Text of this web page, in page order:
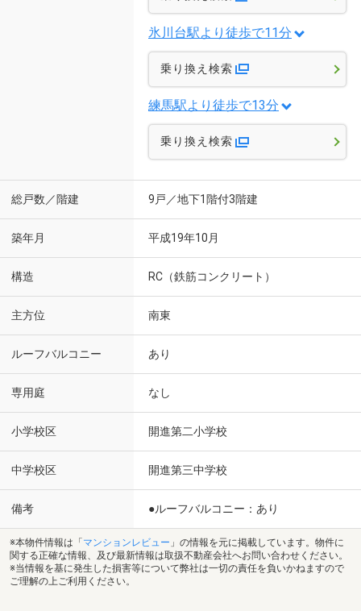
氷川台駅より徒歩で11分
乗り換え検索
練馬駅より徒歩で13分
乗り換え検索
総戸数／階建 9戸／地下1階付3階建
築年月 平成19年10月
構造 RC（鉄筋コンクリート）
主方位 南東
ルーフバルコニー あり
専用庭 なし
小学校区 開進第二小学校
中学校区 開進第三中学校
備考 ●ルーフバルコニー：あり
※本物件情報は「 マンションレビュー 」の情報を元に掲載しています。物件に
関する正確な情報、及び最新情報は取扱不動産会社へお問い合わせください。
※当情報を基に発生した損害等について弊社は一切の責任を負いかねますので
ご理解の上ご利用ください。